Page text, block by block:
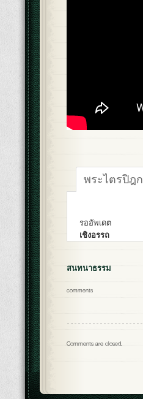
พระไตรปิฎก
รออัพเดต
เชิงอรรถ
สนทนาธรรม
comments
Comments are closed.